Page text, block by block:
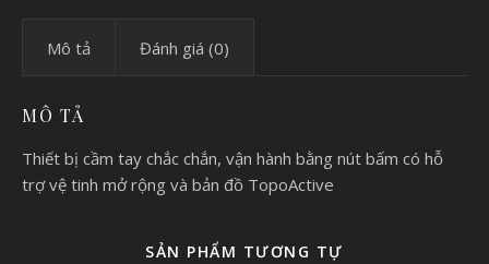
Mô tả Đánh giá (0)
MÔ TẢ
Thiết bị cầm tay chắc chắn, vận hành bằng nút bấm có hỗ
trợ vệ tinh mở rộng và bản đồ TopoActive
SẢN PHẨM TƯƠNG TỰ